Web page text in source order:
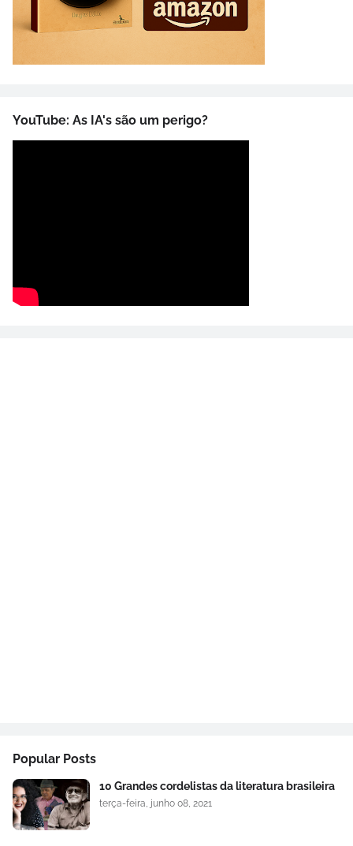
YouTube: As IA's são um perigo?
Popular Posts
10 Grandes cordelistas da literatura brasileira
terça-feira, junho 08, 2021